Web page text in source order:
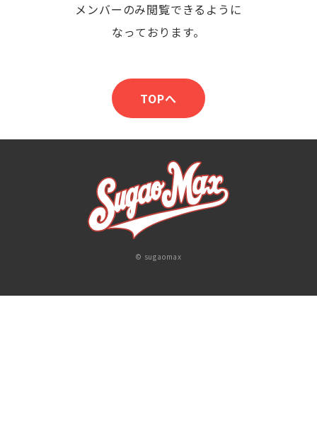
メンバーのみ閲覧できるように
なっております。
TOPへ
© sugaomax